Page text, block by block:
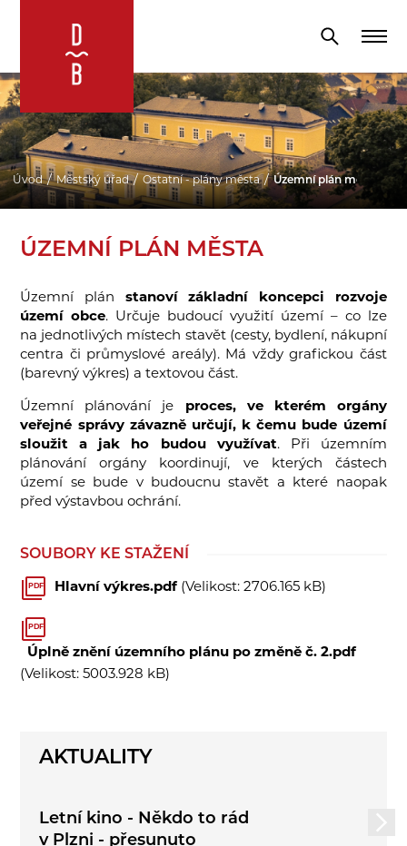
Úvod Městský úřad Ostatní - plány města Územní plán města
ÚZEMNÍ PLÁN MĚSTA
Územní plán stanoví základní koncepci rozvoje
území obce. Určuje budoucí využití území – co lze
na jednotlivých místech stavět (cesty, bydlení, nákupní
centra či průmyslové areály). Má vždy grafickou část
(barevný výkres) a textovou část.
Územní plánování je proces, ve kterém orgány
veřejné správy závazně určují, k čemu bude území
sloužit a jak ho budou využívat. Při územním
plánování orgány koordinují, ve kterých částech
území se bude v budoucnu stavět a které naopak
před výstavbou ochrání.
SOUBORY KE STAŽENÍ
PDF Hlavní výkres.pdf (Velikost: 2706.165 kB)
PDF
Úplně znění územního plánu po změně č. 2.pdf
(Velikost: 5003.928 kB)
AKTUALITY
Letní kino - Někdo to rád
v Plzni - přesunuto